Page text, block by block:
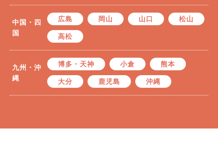
中国・四
国
広島 岡山 山口 松山
高松
九州・沖
縄
博多・天神 小倉 熊本
大分 鹿児島 沖縄